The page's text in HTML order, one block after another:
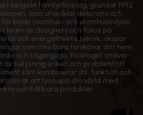
belgiskt familjeföretag, grundat 1992
som utvecklar dekorativ och
både inomhus- och utomhusmiljöer.
team av designers och fokus på
och energieffektiv teknik, skapar
som inte bara förskönar ditt hem
och tillgängliga. Företaget strävar
av belysning enkelt och problemfritt
som kombinerar stil, funktion och
är att lysa upp din värld med
och hållbara produkter.